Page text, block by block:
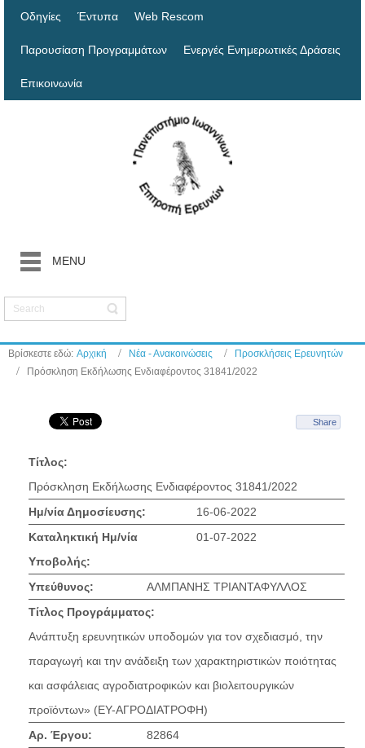
Οδηγίες Έντυπα Web Rescom
Παρουσίαση Προγραμμάτων Ενεργές Ενημερωτικές Δράσεις
Επικοινωνία
MENU
Βρίσκεστε εδώ: Αρχική Νέα - Ανακοινώσεις
Προσκλήσεις Ερευνητών
Πρόσκληση Εκδήλωσης Ενδιαφέροντος 31841/2022
Share
Τίτλος:
Πρόσκληση Εκδήλωσης Ενδιαφέροντος 31841/2022
Ημ/νία Δημοσίευσης:
16-06-2022
Καταληκτική Ημ/νία
Υποβολής:
01-07-2022
Υπεύθυνος:
ΑΛΜΠΑΝΗΣ ΤΡΙΑΝΤΑΦΥΛΛΟΣ
Τίτλος Προγράμματος:
Ανάπτυξη ερευνητικών υποδομών για τον σχεδιασμό, την
παραγωγή και την ανάδειξη των χαρακτηριστικών ποιότητας
και ασφάλειας αγροδιατροφικών και βιολειτουργικών
προϊόντων» (ΕΥ-ΑΓΡΟΔΙΑΤΡΟΦΗ)
Αρ. Έργου:
82864